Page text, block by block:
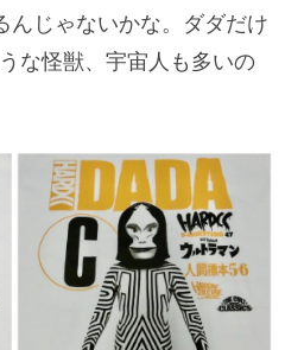
んじゃないかな。ダダだけ
な怪獣、宇宙人も多いの